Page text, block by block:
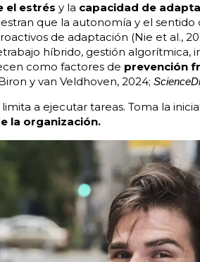
el estrés y la capacidad de
que la autonomía y el sentido
de adaptación (Nie et al.,
híbrido, gestión algorítmica,
como factores de prevención
y van Veldhoven, 2024;
a ejecutar tareas. Toma la
la organización.